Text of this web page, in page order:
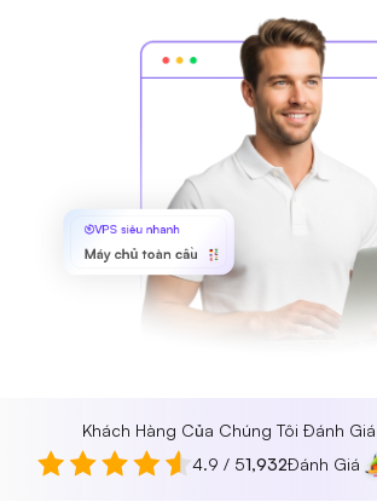
VPS siêu nhanh
Máy chủ toàn cầu
Khách Hàng Của Chúng Tôi Đánh Giá
4.9 / 51,932Đánh Giá